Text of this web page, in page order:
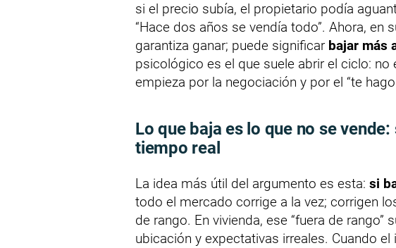
si el precio subía, el propietario podía
“Hace dos años se vendía todo”. Ahora, en
garantiza ganar; puede significar bajar más
psicológico es el que suele abrir el ciclo:
empieza por la negociación y por el “te
Lo que baja es lo que no se
tiempo real
La idea más útil del argumento es esta: si
todo el mercado corrige a la vez; corrigen
de rango. En vivienda, ese “fuera de rango”
ubicación y expectativas irreales. Cuando